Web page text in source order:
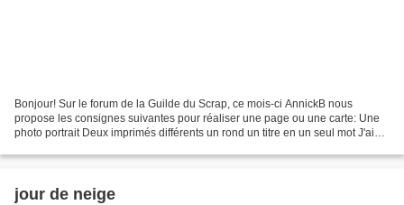
Bonjour! Sur le forum de la Guilde du Scrap, ce mois-ci AnnickB nous
propose les consignes suivantes pour réaliser une page ou une carte: Une
photo portrait Deux imprimés différents un rond un titre en un seul mot J'ai
jour de neige